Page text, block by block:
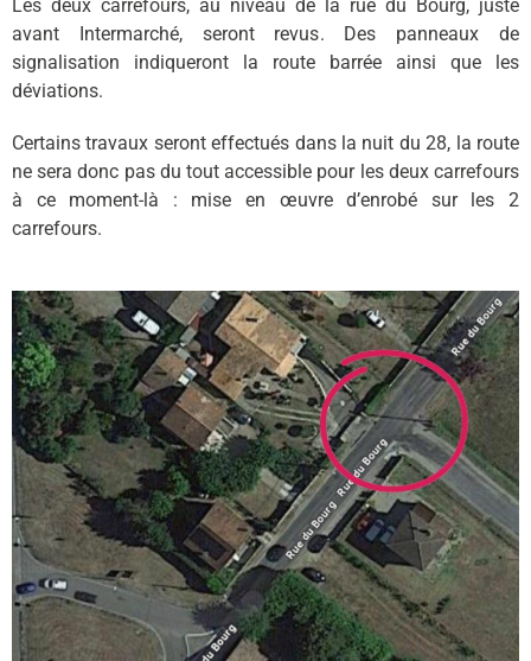
Les deux carrefours, au niveau de la rue du Bourg, juste
avant Intermarché, seront revus. Des panneaux de
signalisation indiqueront la route barrée ainsi que les
déviations.
Certains travaux seront effectués dans la nuit du 28, la route
ne sera donc pas du tout accessible pour les deux carrefours
à ce moment-là : mise en œuvre d’enrobé sur les 2
carrefours.